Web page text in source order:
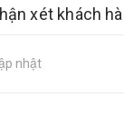
xét khách
nhật